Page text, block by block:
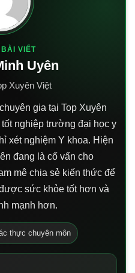
VIẾT
Uyên
Xuyên Việt
gia tại Top Xuyên
nghiệp trường đại học y
xét nghiệm Y khoa. Hiện
đang là cố vấn cho
mê chia sẻ kiến thức để
sức khỏe tốt hơn và
mạnh hơn.
thực chuyên môn